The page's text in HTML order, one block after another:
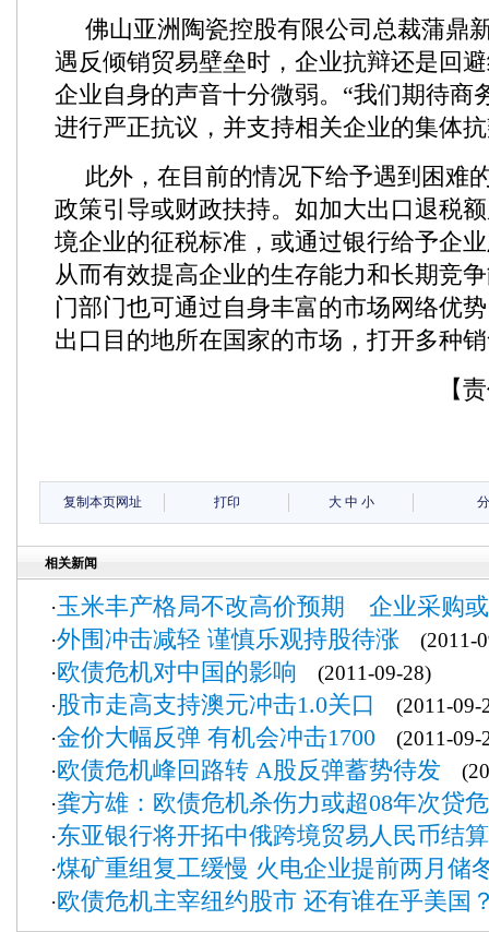
佛山亚洲陶瓷控股有限公司总裁蒲鼎
遇反倾销贸易壁垒时，企业抗辩还是回
企业自身的声音十分微弱。“我们期待商
进行严正抗议，并支持相关企业的集体
此外，在目前的情况下给予遇到困难
政策引导或财政扶持。如加大出口退税
境企业的征税标准，或通过银行给予企
从而有效提高企业的生存能力和长期竞
门部门也可通过自身丰富的市场网络优
出口目的地所在国家的市场，打开多种
【
复制本页网址 打印 大 中 小
相关新闻
·玉米丰产格局不改高价预期 企业采购
·外围冲击减轻 谨慎乐观持股待涨 (2011-
·欧债危机对中国的影响 (2011-09-28)
·股市走高支持澳元冲击1.0关口
(2011-09-
·金价大幅反弹 有机会冲击1700 (2011-09-
·欧债危机峰回路转 A股反弹蓄势待发
·龚方雄：欧债危机杀伤力或超08年次贷
·东亚银行将开拓中俄跨境贸易人民币结
·煤矿重组复工缓慢 火电企业提前两月储
·欧债危机主宰纽约股市 还有谁在乎美国